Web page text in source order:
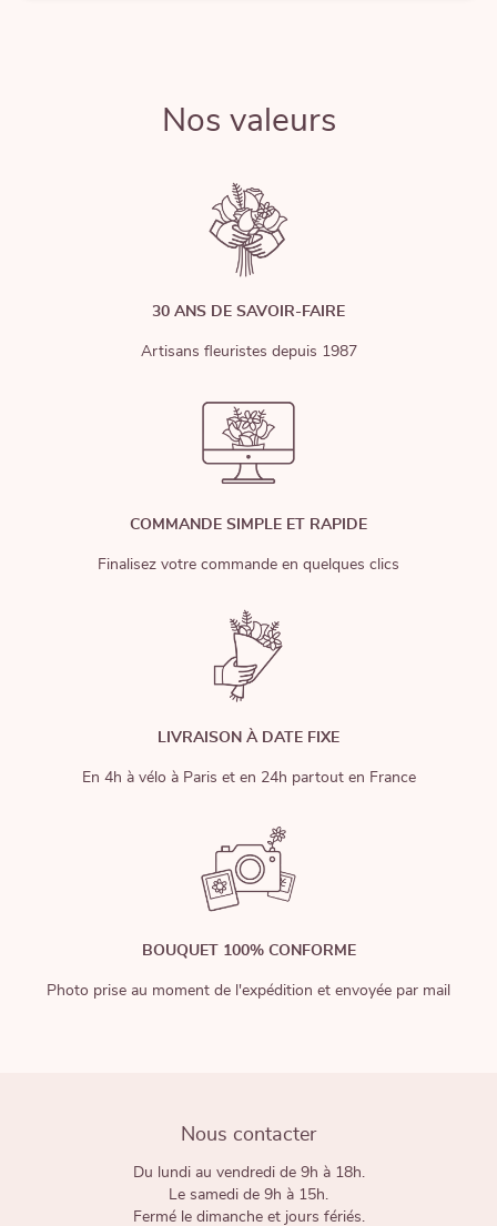
Nos valeurs
30 ANS DE SAVOIR-FAIRE
Artisans fleuristes depuis 1987
COMMANDE SIMPLE ET RAPIDE
Finalisez votre commande en quelques clics
LIVRAISON À DATE FIXE
En 4h à vélo à Paris et en 24h partout en France
BOUQUET 100% CONFORME
Photo prise au moment de l'expédition et envoyée par mail
Nous contacter
Du lundi au vendredi de 9h à 18h.
Le samedi de 9h à 15h.
Fermé le dimanche et jours fériés.